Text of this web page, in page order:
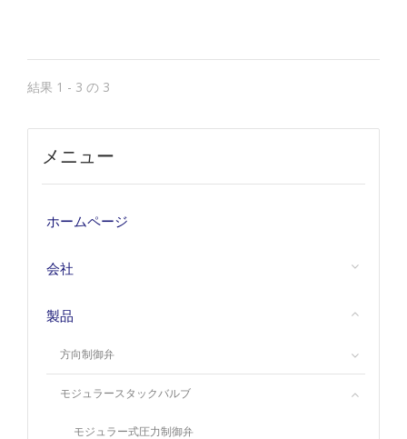
結果 1 - 3 の 3
メニュー
ホームページ
会社
製品
方向制御弁
モジュラースタックバルブ
モジュラー式圧力制御弁